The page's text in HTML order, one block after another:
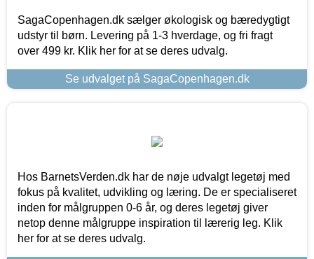
SagaCopenhagen.dk sælger økologisk og bæredygtigt
udstyr til børn. Levering på 1-3 hverdage, og fri fragt
over 499 kr. Klik her for at se deres udvalg.
Se udvalget på SagaCopenhagen.dk
Hos BarnetsVerden.dk har de nøje udvalgt legetøj med
fokus på kvalitet, udvikling og læring. De er specialiseret
inden for målgruppen 0-6 år, og deres legetøj giver
netop denne målgruppe inspiration til lærerig leg. Klik
her for at se deres udvalg.